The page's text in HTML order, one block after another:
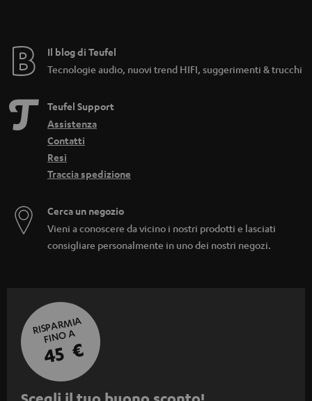
Il blog di Teufel
Tecnologie audio, nuovi trend HIFI, suggerimenti & trucchi
Teufel Support
Assistenza
Contatti
Resi
Traccia spedizione
Cerca un negozio
Vieni a conoscere da vicino i nostri prodotti e lasciati
consigliare personalmente in uno dei nostri negozi.
RISPARMIA
FINO A
45 €